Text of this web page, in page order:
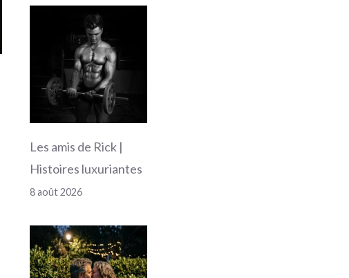
Les amis de Rick |
Histoires luxuriantes
8 août 2026